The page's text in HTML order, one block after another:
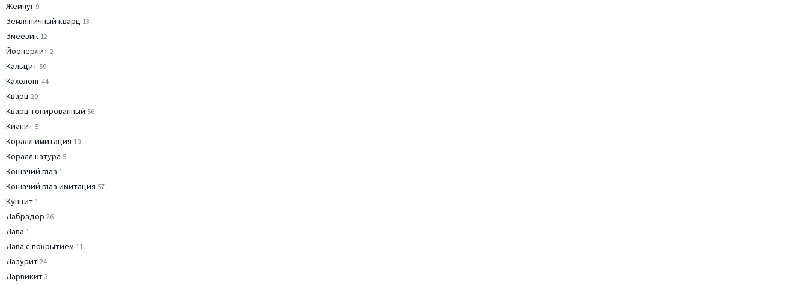
Жемчуг 9
Земляничный кварц 13
Змеевик 12
Йооперлит 2
Кальцит 59
Кахолонг 44
Кварц 20
Кварц тонированный 56
Кианит 5
Коралл имитация 10
Коралл натура 5
Кошачий глаз 1
Кошачий глаз имитация 57
Кунцит 1
Лабрадор 26
Лава 1
Лава с покрытием 11
Лазурит 24
Ларвикит 3